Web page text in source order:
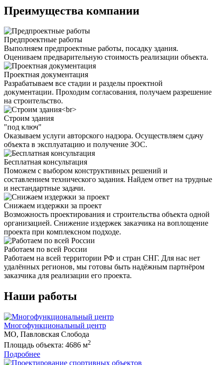
Преимущества компании
Предпроектные работы
Выполняем предпроектные работы, посадку здания.
Оцениваем предварительную стоимость реализации объекта.
Проектная документация
Разрабатываем все стадии и разделы проектной
документации. Проходим согласования, получаем разрешение
на строительство.
Строим здания
"под ключ"
Оказываем услуги авторского надзора. Осуществляем сдачу
объекта в эксплуатацию и получение ЗОС.
Бесплатная консультация
Поможем с выбором конструктивных решений и
составлением технического задания. Найдем ответ на трудные
и нестандартные задачи.
Снижаем издержки за проект
Возможность проектирования и строительства объекта одной
организацией. Снижение издержек заказчика на воплощение
проекта при комплексном подходе.
Работаем по всей России
Работаем на всей территории РФ и стран СНГ. Для нас нет
удалённых регионов, мы готовы быть надёжным партнёром
заказчика для реализации его проекта.
Наши работы
Многофункциональный центр
МО, Павловская Слобода
Площадь объекта: 4686 м2
Подробнее